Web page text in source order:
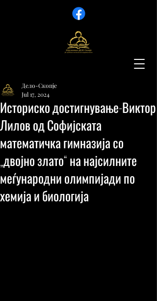
Историско достигнување-Виктор
Лилов од Софијската
математичка гимназија со
„двојно злато“ на најсилните
меѓународни олимпијади по
хемија и биологија
Дело-Скопје
Jul 17, 2024